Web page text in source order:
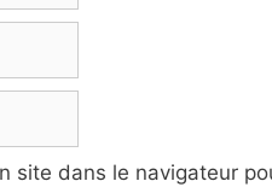
site dans le navigateur